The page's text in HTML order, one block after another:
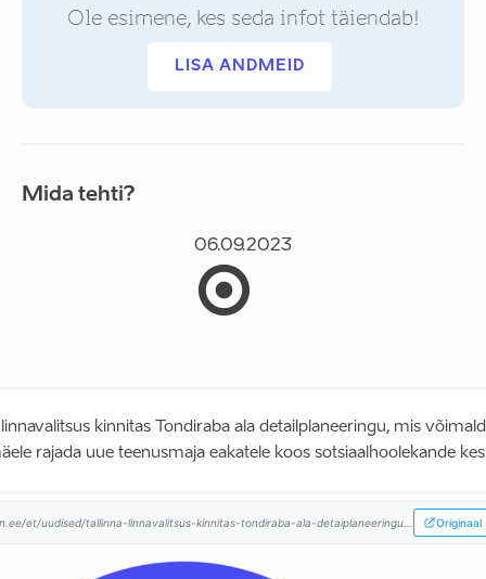
Ole esimene, kes seda infot täiendab!
LISA ANDMEID
Mida tehti?
06.09.2023
kinnitas Tondiraba ala detailplaneeringu, mis
rajada uue teenusmaja eakatele koos sotsiaalhoolekande
et/uudised/tallinna-linnavalitsus-kinnitas-tondiraba-ala-detaiplaneeringu... Originaal